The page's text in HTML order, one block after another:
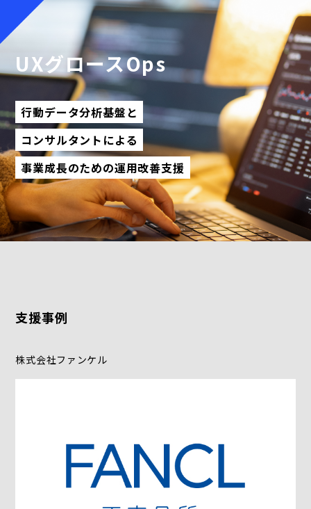
UXグロースOps
行動データ分析基盤と
コンサルタントによる
事業成長のための運用改善支援
支援事例
株式会社ファンケル